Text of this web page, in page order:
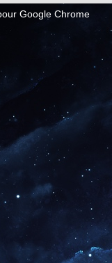
Google Chrome